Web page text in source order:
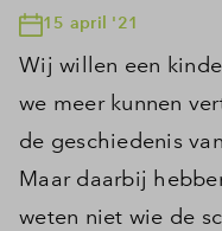
15 april '21
Wij willen een
we meer kunnen
de geschiedenis
Maar daarbij
weten niet wie de